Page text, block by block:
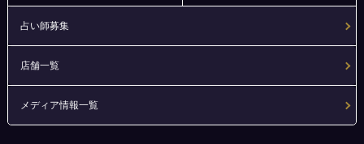
占い師募集
店舗一覧
メディア情報一覧